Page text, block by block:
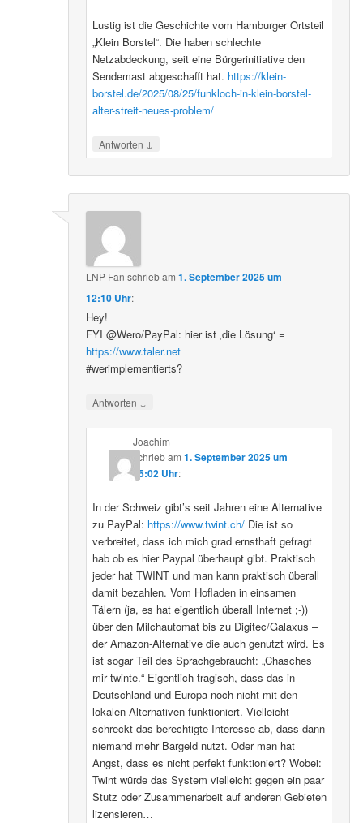
Lustig ist die Geschichte vom Hamburger Ortsteil
„Klein Borstel“. Die haben schlechte
Netzabdeckung, seit eine Bürgerinitiative den
Sendemast abgeschafft hat. https://klein-
borstel.de/2025/08/25/funkloch-in-klein-borstel-
alter-streit-neues-problem/
Antworten ↓
LNP Fan schriebam1. September 2025 um
12:10 Uhr:
Hey!
FYI @Wero/PayPal: hier ist ‚die Lösung‘ =
https://www.taler.net
#werimplementierts?
Antworten ↓
Joachim
schriebam 1. September 2025 um
15:02 Uhr:
In der Schweiz gibt’s seit Jahren eine Alternative
zu PayPal: https://www.twint.ch/Die ist so
verbreitet, dass ich mich grad ernsthaft gefragt
hab ob es hier Paypal überhaupt gibt. Praktisch
jeder hat TWINT und man kann praktisch überall
damit bezahlen. Vom Hofladen in einsamen
Tälern (ja, es hat eigentlich überall Internet ;-))
über den Milchautomat bis zu Digitec/Galaxus –
der Amazon-Alternative die auch genutzt wird. Es
ist sogar Teil des Sprachgebraucht: „Chasches
mir twinte.“ Eigentlich tragisch, dass das in
Deutschland und Europa noch nicht mit den
lokalen Alternativen funktioniert. Vielleicht
schreckt das berechtigte Interesse ab, dass dann
niemand mehr Bargeld nutzt. Oder man hat
Angst, dass es nicht perfekt funktioniert? Wobei:
Twint würde das System vielleicht gegen ein paar
Stutz oder Zusammenarbeit auf anderen Gebieten
lizensieren…